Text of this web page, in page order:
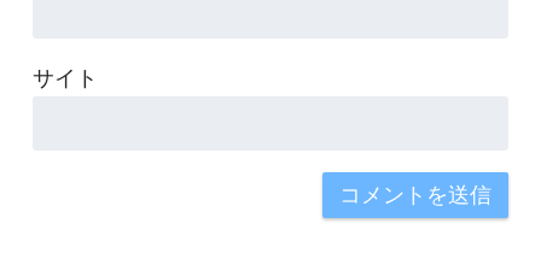
サイト